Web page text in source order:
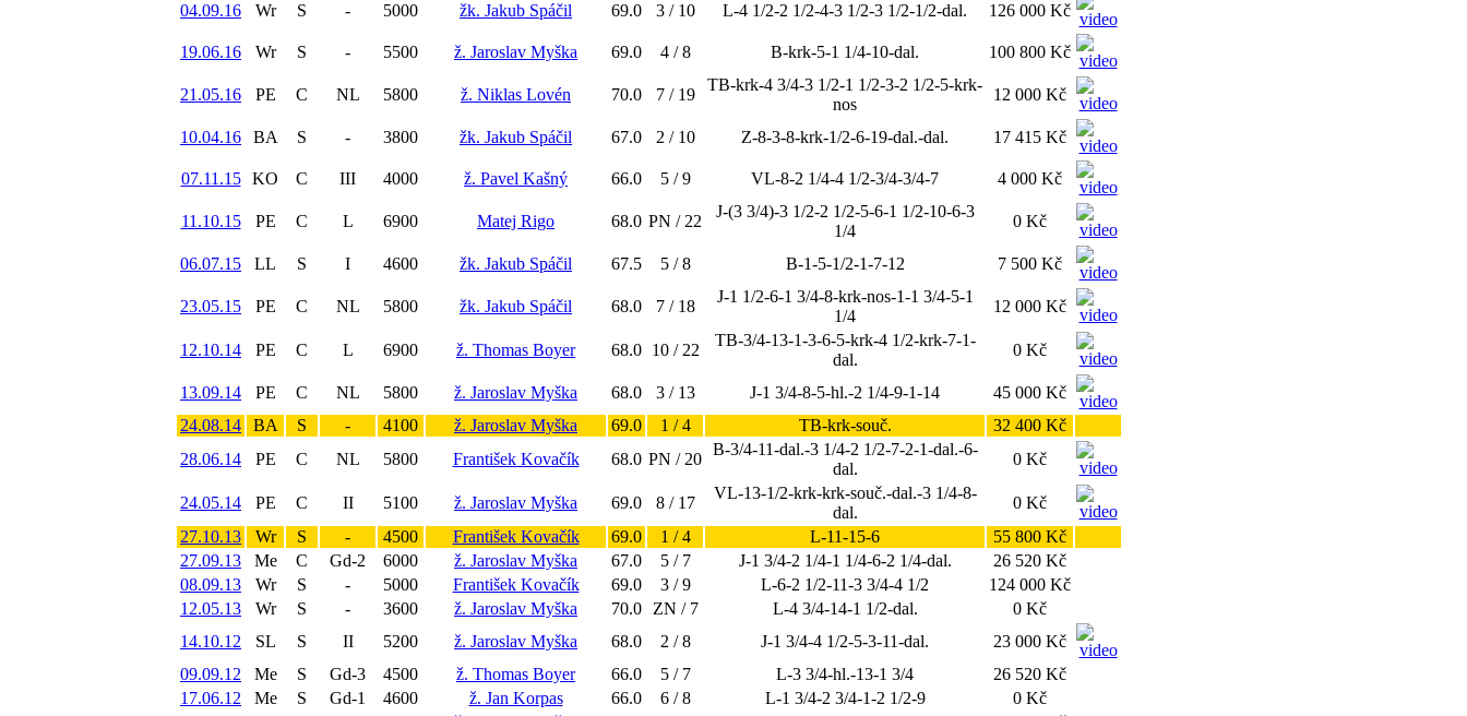
04.09.16 Wr S - 5000 žk. Jakub Spáčil 69.0 3 / 10 L-4 1/2-2 1/2-4-3 1/2-3 1/2-1/2-dal. 126 000 Kč
19.06.16 Wr S - 5500 ž. Jaroslav Myška 69.0 4 / 8 B-krk-5-1 1/4-10-dal. 100 800 Kč
21.05.16 PE C NL 5800 ž. Niklas Lovén 70.0 7 / 19
TB-krk-4 3/4-3 1/2-1 1/2-3-2 1/2-5-krk-
nos
12 000 Kč
10.04.16 BA S - 3800 žk. Jakub Spáčil 67.0 2 / 10 Z-8-3-8-krk-1/2-6-19-dal.-dal. 17 415 Kč
07.11.15 KO C III 4000 ž. Pavel Kašný 66.0 5 / 9 VL-8-2 1/4-4 1/2-3/4-3/4-7 4 000 Kč
11.10.15 PE C L 6900 Matej Rigo 68.0 PN / 22
J-(3 3/4)-3 1/2-2 1/2-5-6-1 1/2-10-6-3
1/4
0 Kč
06.07.15 LL S I 4600 žk. Jakub Spáčil 67.5 5 / 8 B-1-5-1/2-1-7-12 7 500 Kč
23.05.15 PE C NL 5800 žk. Jakub Spáčil 68.0 7 / 18
J-1 1/2-6-1 3/4-8-krk-nos-1-1 3/4-5-1
1/4
12 000 Kč
12.10.14 PE C L 6900 ž. Thomas Boyer 68.0 10 / 22
TB-3/4-13-1-3-6-5-krk-4 1/2-krk-7-1-
dal.
0 Kč
13.09.14 PE C NL 5800 ž. Jaroslav Myška 68.0 3 / 13 J-1 3/4-8-5-hl.-2 1/4-9-1-14
45 000 Kč
24.08.14
BA S - 4100 ž. Jaroslav Myška 69.0 1 / 4 TB-krk-souč.
32 400 Kč
28.06.14
PE C NL 5800 František Kovačík 68.0 PN / 20
B-3/4-11-dal.-3 1/4-2 1/2-7-2-1-dal.-6-
dal.
0 Kč
24.05.14 PE C II 5100 ž. Jaroslav Myška 69.0 8 / 17
VL-13-1/2-krk-krk-souč.-dal.-3 1/4-8-
dal.
0 Kč
27.10.13
Wr S - 4500 František Kovačík 69.0 1 / 4 L-11-15-6
55 800 Kč
27.09.13
Me C Gd-2 6000 ž. Jaroslav Myška 67.0 5 / 7 J-1 3/4-2 1/4-1 1/4-6-2 1/4-dal.
26 520 Kč
08.09.13
Wr S - 5000 František Kovačík 69.0 3 / 9 L-6-2 1/2-11-3 3/4-4 1/2
124 000 Kč
12.05.13
Wr S - 3600 ž. Jaroslav Myška 70.0 ZN / 7 L-4 3/4-14-1 1/2-dal.
0 Kč
14.10.12
SL S II 5200 ž. Jaroslav Myška 68.0 2 / 8 J-1 3/4-4 1/2-5-3-11-dal.
23 000 Kč
09.09.12
Me S Gd-3 4500 ž. Thomas Boyer 66.0 5 / 7 L-3 3/4-hl.-13-1 3/4
26 520 Kč
17.06.12
Me S Gd-1 4600 ž. Jan Korpas 66.0 6 / 8 L-1 3/4-2 3/4-1-2 1/2-9
0 Kč